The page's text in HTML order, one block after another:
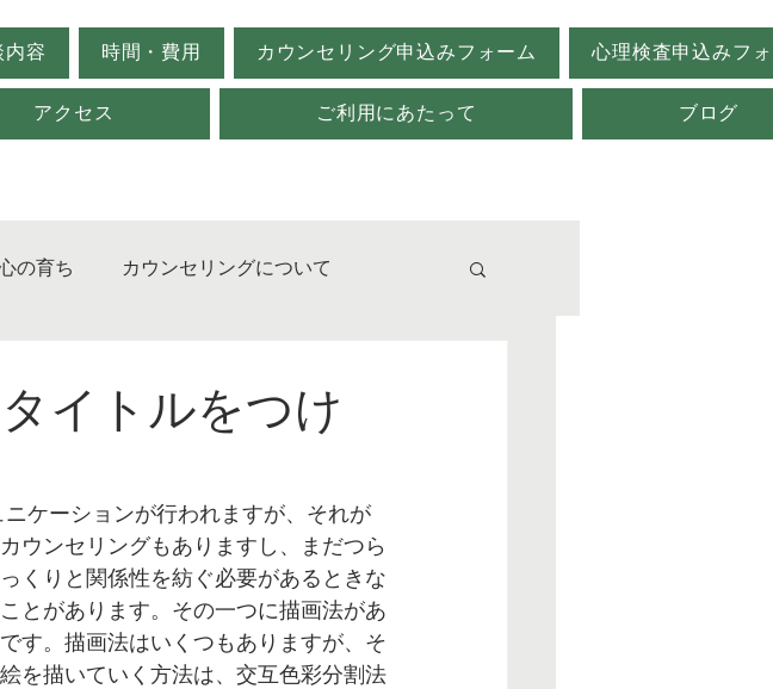
内容 時間・費用 カウンセリング申込みフォーム 心理検査申込みフ
アクセス ご利用にあたって ブログ
の育ち カウンセリングについて
イトルをつけ
ウンセリングもありますし、まだつら
くりと関係性を紡ぐ必要があるときな
とがあります。その一つに描画法があ
す。描画法はいくつもありますが、そ
を描いていく方法は、交互色彩分割法